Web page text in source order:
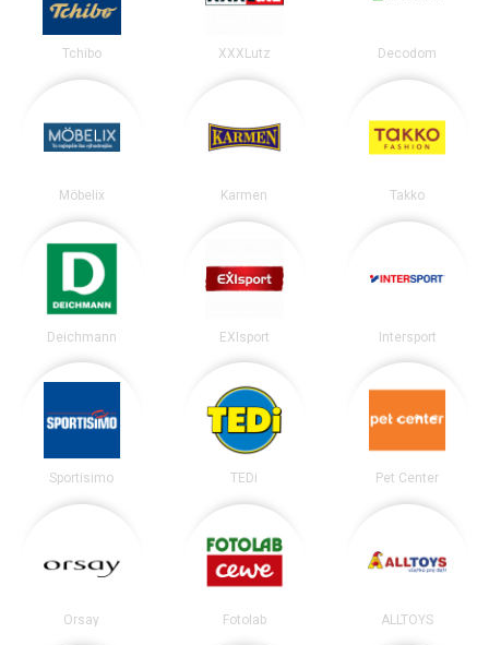
Tchibo XXXLutz Decodom
Möbelix Karmen Takko
Deichmann EXIsport Intersport
Sportisimo TEDi Pet Center
Orsay Fotolab ALLTOYS